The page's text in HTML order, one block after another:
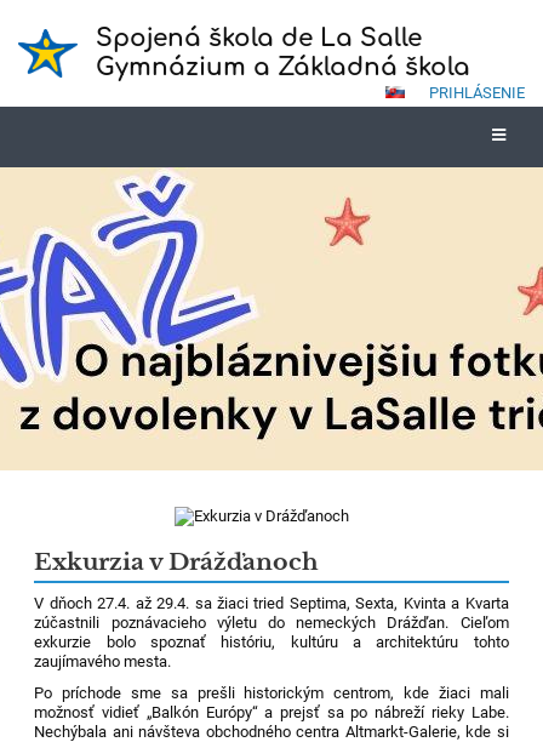
Spojená škola de La Salle
Gymnázium a Základná škola
PRIHLÁSENIE
Exkurzia v Drážďanoch
V dňoch 27.4. až 29.4. sa žiaci tried Septima, Sexta, Kvinta a Kvarta
zúčastnili poznávacieho výletu do nemeckých Drážďan. Cieľom
exkurzie bolo spoznať históriu, kultúru a architektúru tohto
zaujímavého mesta.
Po príchode sme sa prešli historickým centrom, kde žiaci mali
možnosť vidieť „Balkón Európy“ a prejsť sa po nábreží rieky Labe.
Nechýbala ani návšteva obchodného centra Altmarkt-Galerie, kde si